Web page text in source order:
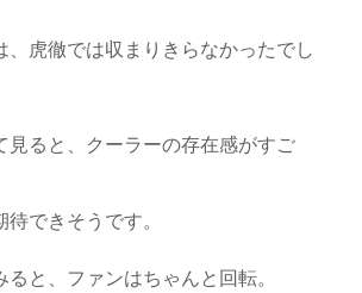
、虎徹では収まりきらなかったでし
見ると、クーラーの存在感がすご
待できそうです。
ると、ファンはちゃんと回転。